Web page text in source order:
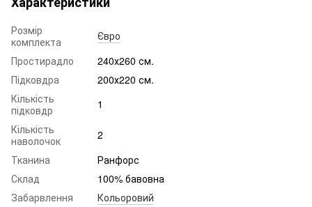
Розмір
комплекта
Євро
Простирадло
240х260 см.
Підковдра
200х220 см.
Кількість
підковдр
1
Кількість
наволочок
2
Тканина
Ранфорс
Склад
100% бавовна
Забарвлення
Кольоровий